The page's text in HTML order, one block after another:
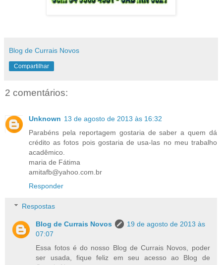
Blog de Currais Novos
Compartilhar
2 comentários:
Unknown 13 de agosto de 2013 às 16:32
Parabéns pela reportagem gostaria de saber a quem dá
crédito as fotos pois gostaria de usa-las no meu trabalho
acadêmico.
maria de Fátima
amitafb@yahoo.com.br
Responder
Respostas
Blog de Currais Novos
19 de agosto de 2013 às
07:07
Essa fotos é do nosso Blog de Currais Novos, poder
ser usada, fique feliz em seu acesso ao Blog de